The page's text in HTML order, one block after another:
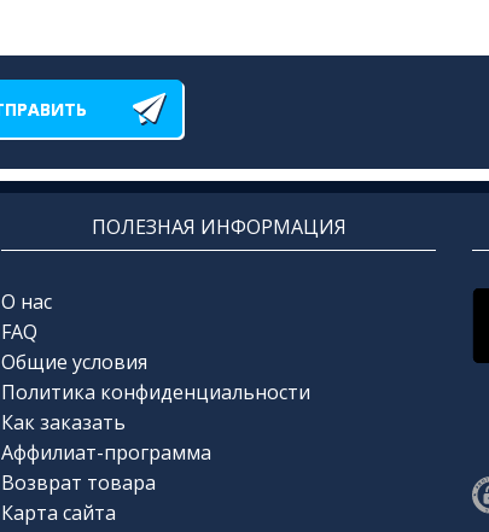
ПОЛЕЗНАЯ ИНФОРМАЦИЯ
О нас
FAQ
Общие условия
Политика конфиденциальности
Как заказать
Аффилиат-программа
Возврат товара
Карта сайта